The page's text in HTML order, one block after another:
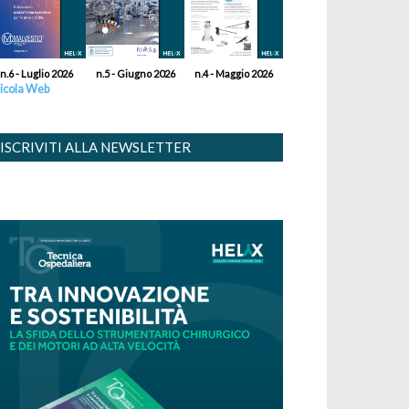
n.6 - Luglio 2026 n.5 - Giugno 2026 n.4 - Maggio 2026
Web
ISCRIVITI ALLA NEWSLETTER